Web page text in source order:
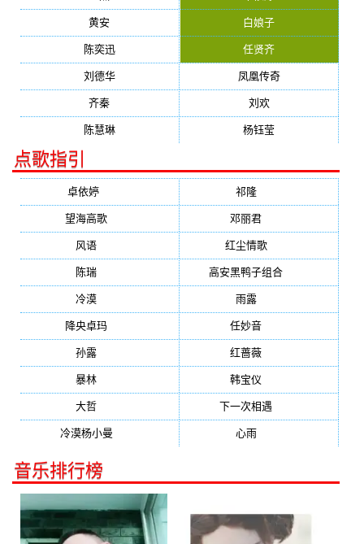
黄安 白娘子
陈奕迅 任贤齐
刘德华 凤凰传奇
齐秦 刘欢
陈慧琳 杨钰莹
点歌指引
卓依婷 祁隆(647)
望海高歌 邓丽君
风语 红尘情歌(472)
陈瑞 高安黑鸭子组合
冷漠 雨露(350)
降央卓玛 任妙音
孙露 红蔷薇
暴林 韩宝仪
大哲 下一次相遇
冷漠杨小曼 心雨(232)
音乐排行榜